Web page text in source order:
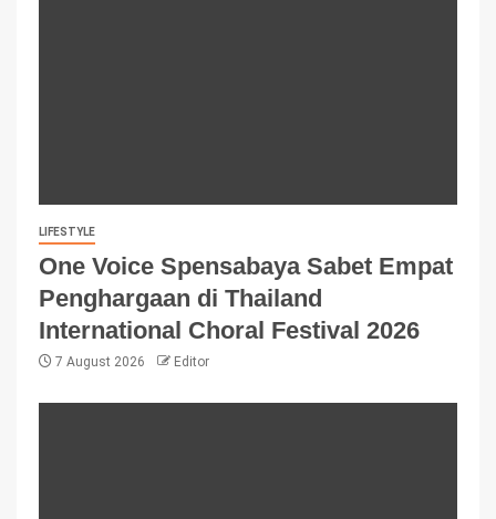
LIFESTYLE
One Voice Spensabaya Sabet Empat
Penghargaan di Thailand
International Choral Festival 2026
7 August 2026 Editor